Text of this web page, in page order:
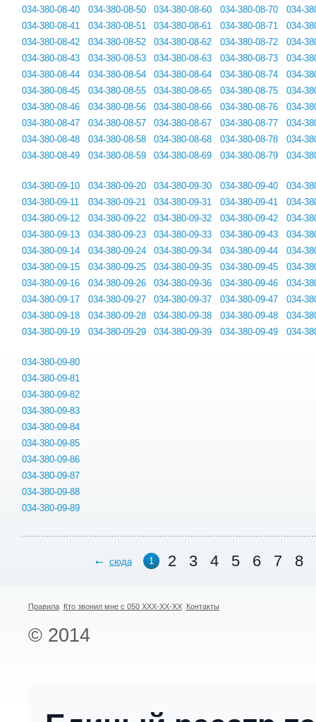
034-380-08-40
034-380-08-41
034-380-08-42
034-380-08-43
034-380-08-44
034-380-08-45
034-380-08-46
034-380-08-47
034-380-08-48
034-380-08-49
034-380-08-50
034-380-08-51
034-380-08-52
034-380-08-53
034-380-08-54
034-380-08-55
034-380-08-56
034-380-08-57
034-380-08-58
034-380-08-59
034-380-08-60
034-380-08-61
034-380-08-62
034-380-08-63
034-380-08-64
034-380-08-65
034-380-08-66
034-380-08-67
034-380-08-68
034-380-08-69
034-380-08-70
034-380-08-71
034-380-08-72
034-380-08-73
034-380-08-74
034-380-08-75
034-380-08-76
034-380-08-77
034-380-08-78
034-380-08-79
034-
034-
034-
034-
034-
034-
034-
034-
034-
034-
034-380-09-10
034-380-09-11
034-380-09-12
034-380-09-13
034-380-09-14
034-380-09-15
034-380-09-16
034-380-09-17
034-380-09-18
034-380-09-19
034-380-09-20
034-380-09-21
034-380-09-22
034-380-09-23
034-380-09-24
034-380-09-25
034-380-09-26
034-380-09-27
034-380-09-28
034-380-09-29
034-380-09-30
034-380-09-31
034-380-09-32
034-380-09-33
034-380-09-34
034-380-09-35
034-380-09-36
034-380-09-37
034-380-09-38
034-380-09-39
034-380-09-40
034-380-09-41
034-380-09-42
034-380-09-43
034-380-09-44
034-380-09-45
034-380-09-46
034-380-09-47
034-380-09-48
034-380-09-49
034-
034-
034-
034-
034-
034-
034-
034-
034-
034-
034-380-09-80
034-380-09-81
034-380-09-82
034-380-09-83
034-380-09-84
034-380-09-85
034-380-09-86
034-380-09-87
034-380-09-88
034-380-09-89
сюда 1 2 3 4 5 6 7 8
Правила Кто звонил мне с 050 XXX-XX-XX Контакты
© 2014